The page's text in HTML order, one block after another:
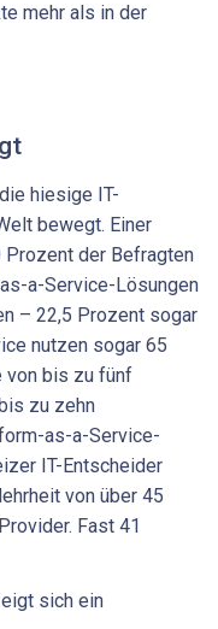
mehr als in der
hiesige IT-
bewegt. Einer
der Befragten
a-Service-Lösungen
– 22,5 Prozent sogar
nutzen sogar 65
von bis zu fünf
zu zehn
as-a-Service-
IT-Entscheider
von über 45
Fast 41
sich ein